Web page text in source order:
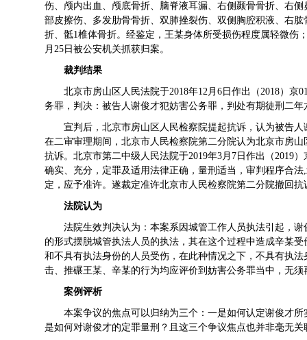
伤、颅内出血、颅底骨折、脑脊液耳漏、右侧颞骨骨折、右
部皮擦伤、多发肋骨骨折、双肺挫裂伤、双侧胸腔积液、右
折、骶1椎体骨折。经鉴定，王某身体所受损伤程度属轻微伤
月25日被公安机关抓获归案。
裁判结果
北京市房山区人民法院于2018年12月6日作出（2018）
务罪，判决：被告人谢俊才犯妨害公务罪，判处有期徒刑二年
宣判后，北京市房山区人民检察院提起抗诉，认为被告
在二审审理期间，北京市人民检察院第二分院认为北京市房
抗诉。北京市第二中级人民法院于2019年3月7日作出（2019
确实、充分，定罪及适用法律正确，量刑适当，审判程序合
定，应予准许。遂裁定准许北京市人民检察院第二分院撤回抗
法院认为
法院生效判决认为：本案系因城管工作人员执法引起，
的形式摆脱城管执法人员的执法，其在这个过程中造成辛某
和不具有执法身份的人员受伤，在此种情况之下，不具有执
击、推碾王某、辛某的行为均应评价到妨害公务罪当中，无
案例评析
本案争议的焦点可以归纳为三个：一是如何认定谢俊才
是如何对谢俊才的定罪量刑？且这三个争议焦点也并非毫无